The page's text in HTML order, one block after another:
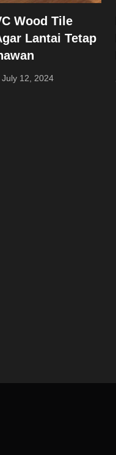
Wood Tile
Lantai Tetap
July 12, 2024